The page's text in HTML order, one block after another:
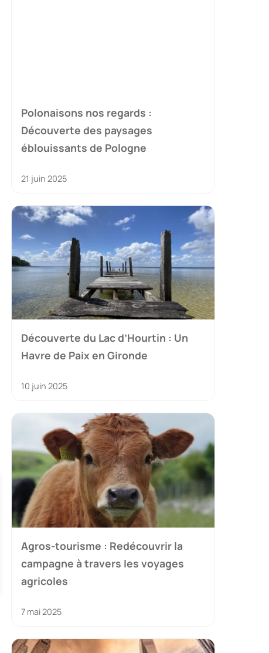
Polonaisons nos regards :
Découverte des paysages
éblouissants de Pologne
21 juin 2025
Découverte du Lac d’Hourtin : Un
Havre de Paix en Gironde
10 juin 2025
Agros-tourisme : Redécouvrir la
campagne à travers les voyages
agricoles
7 mai 2025